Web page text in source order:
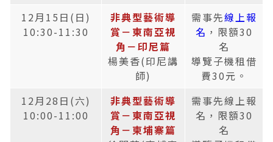
12月15日(日)
10:30-11:30
非典型藝術導
賞－東南亞視
角－印尼篇
楊美香(印尼講
師)
需事先線上報
名 ，限額30
名
導覽子機租借
費30元。
12月28日(六)
10:00-11:00
非典型藝術導
賞－東南亞視
角－柬埔寨篇
需事先線上報
名，限額30
名